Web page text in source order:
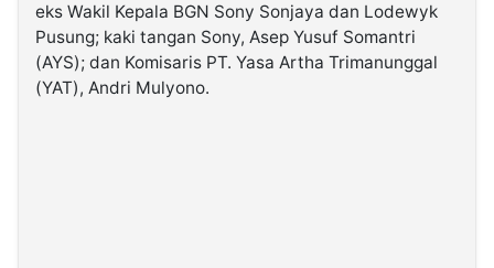
eks Wakil Kepala BGN Sony Sonjaya dan Lodewyk
Pusung; kaki tangan Sony, Asep Yusuf Somantri
(AYS); dan Komisaris PT. Yasa Artha Trimanunggal
(YAT), Andri Mulyono.